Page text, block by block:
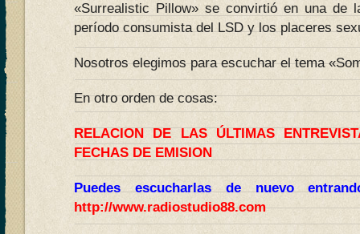
«Surrealistic Pillow» se convirtió en una de
período consumista del LSD y los placeres
Nosotros elegimos para escuchar el tema
En otro orden de cosas:
RELACION DE LAS ÚLTIMAS
FECHAS DE EMISION
Puedes escucharlas de nuevo
http://www.radiostudio88.com